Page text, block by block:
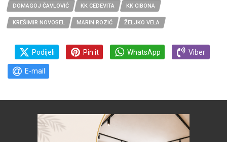
DOMAGOJ ČAVLOVIĆ KK CEDEVITA KK CIBONA
KREŠIMIR NOVOSEL MARIN ROZIĆ ŽELJKO VELA
Podijeli Pin it WhatsApp Viber
E-mail